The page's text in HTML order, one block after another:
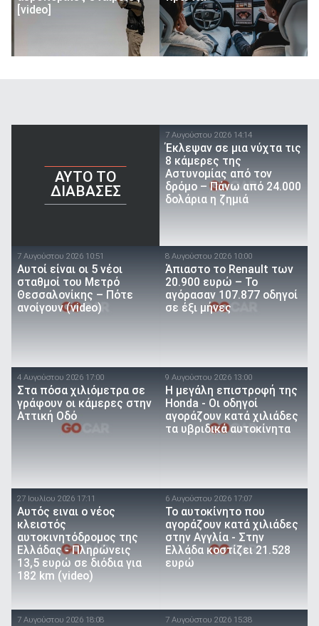
[video]
AYTO TO
ΔΙΑΒΑΣΕΣ
7 Αυγούστου 2026 14:14
Έκλεψαν σε μια νύχτα τις
8 κάμερες της
Αστυνομίας από τον
δρόμο – Πάνω από 24.000
δολάρια η ζημιά
7 Αυγούστου 2026 10:51
Αυτοί είναι οι 5 νέοι
σταθμοί του Μετρό
Θεσσαλονίκης – Πότε
ανοίγουν (video)
8 Αυγούστου 2026 10:00
Άπιαστο το Renault των
20.900 ευρώ – Το
αγόρασαν 107.877 οδηγοί
σε έξι μήνες
4 Αυγούστου 2026 17:00
Στα πόσα χιλιόμετρα σε
γράφουν οι κάμερες στην
Αττική Οδό
9 Αυγούστου 2026 13:00
Η μεγάλη επιστροφή της
Honda - Οι οδηγοί
αγοράζουν κατά χιλιάδες
τα υβριδικά αυτοκίνητα
27 Ιουλίου 2026 17:11
Αυτός ειναι ο νέος
κλειστός
αυτοκινητόδρομος της
Ελλάδας - Πληρώνεις
13,5 ευρώ σε διόδια για
182 km (video)
6 Αυγούστου 2026 17:07
To αυτοκίνητο που
αγοράζουν κατά χιλιάδες
στην Αγγλία - Στην
Ελλάδα κοστίζει 21.528
ευρώ
7 Αυγούστου 2026 18:08 7 Αυγούστου 2026 15:38